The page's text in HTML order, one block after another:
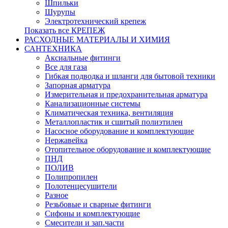
Шпильки
Шурупы
Электротехнический крепеж
Показать все КРЕПЕЖ
РАСХОДНЫЕ МАТЕРИАЛЫ И ХИМИЯ
САНТЕХНИКА
Аксиальные фитинги
Все для газа
Гибкая подводка и шланги для бытовой техники
Запорная арматура
Измерительная и предохранительная арматура
Канализационные системы
Климатическая техника, вентиляция
Металлопластик и сшитый полиэтилен
Насосное оборудование и комплектующие
Нержавейка
Отопительное оборудование и комплектующие
ПНД
ПОЛИВ
Полипропилен
Полотенцесушители
Разное
Резьбовые и сварные фитинги
Сифоны и комплектующие
Смесители и зап.части